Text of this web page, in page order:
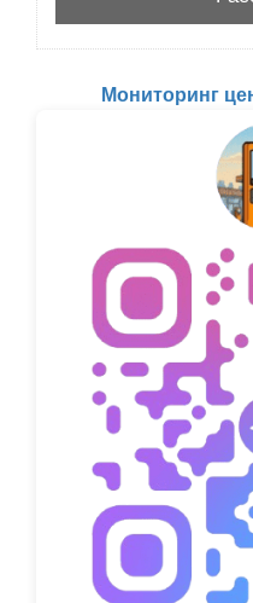
Мониторинг